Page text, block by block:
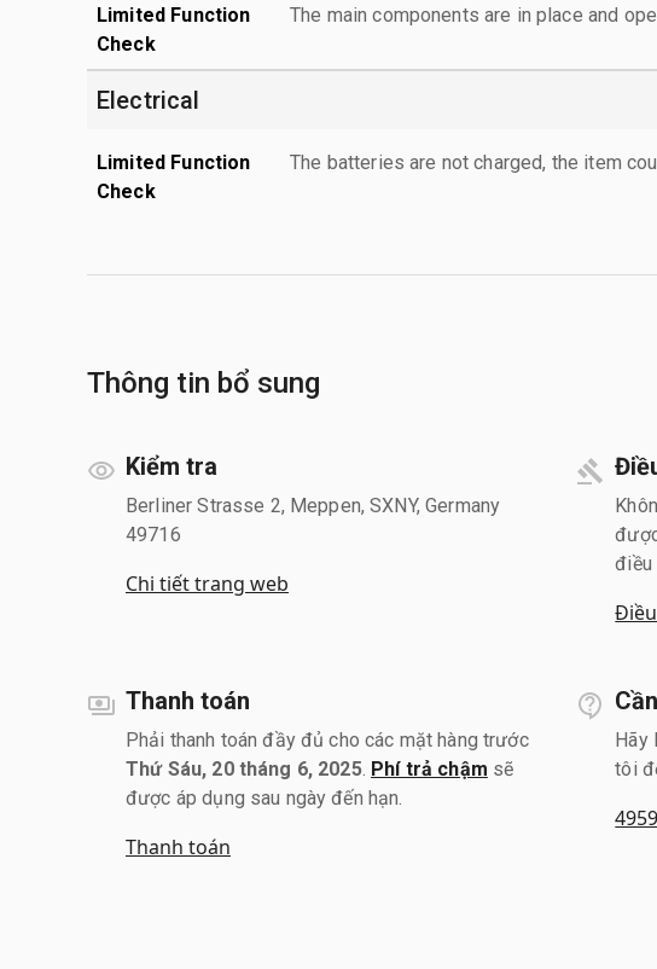
Limited Function
Check
The main components are in place and
Electrical
Limited Function
Check
The batteries are not charged, the item
Thông tin bổ sung
Kiểm tra
Berliner Strasse 2, Meppen, SXNY, Germany
49716
Chi tiết trang web
điều
Thanh toán
Phải thanh toán đầy đủ cho các mặt hàng trước
Thứ Sáu, 20 tháng 6, 2025. Phí trả chậm sẽ
được áp dụng sau ngày đến hạn.
Thanh toán
Hãy
tôi